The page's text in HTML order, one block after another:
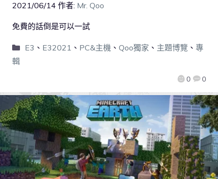
2021/06/14 作者: Mr. Qoo
0 0
免費的話倒是可以一試
E3 、 E32021 、 PC&主機、 Qoo獨家 、 主題博覽 、 專
輯